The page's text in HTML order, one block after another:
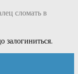
сломать в
залогиниться.